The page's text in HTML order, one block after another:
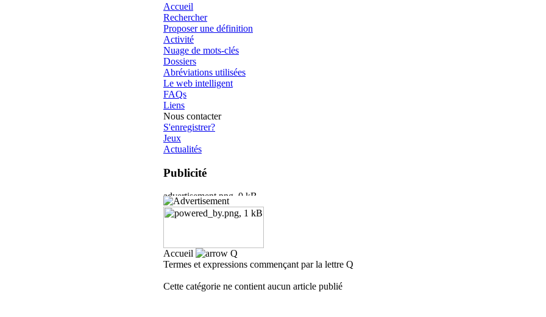
Accueil
Rechercher
Proposer une définition
Activité
Nuage de mots-clés
Dossiers
Abréviations utilisées
Le web intelligent
FAQs
Liens
Nous contacter
S'enregistrer?
Jeux
Actualités
Publicité
Accueil
Q
Termes et expressions commençant par la lettre Q
Cette catégorie ne contient aucun article publié